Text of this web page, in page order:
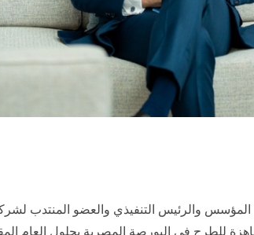
المؤسس والرئيس التنفيذي والعضو المنتدب
للطرح في البورصة المصرية بحلول العام